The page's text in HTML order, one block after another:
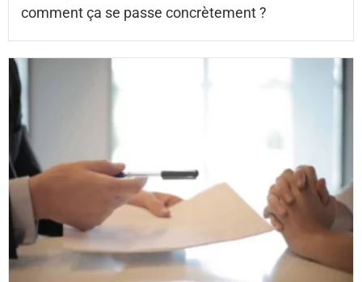
comment ça se passe concrètement ?